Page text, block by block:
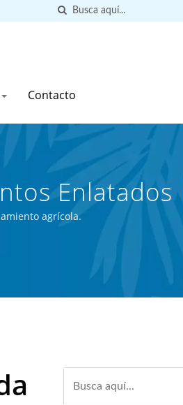
Contacto
Enlatados
Con Más
Co., Ltd.
agrícola.